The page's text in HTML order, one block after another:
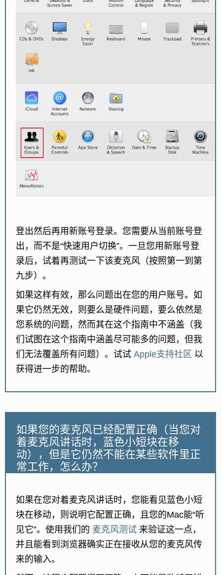
登出然后再用新账号登录。您需要从当前账号登
出，而不是“快速用户切换”。一旦您用新账号登
录后，试着再测试一下该麦克风（按照第一到第
九步）。
如果这样有效，那么问题出在您的用户账号。如
果它仍然无效，则要么是硬件问题，要么依然是
您系统的问题，然而其在这个指南中不涵盖（我
们试图在这个指南中涵盖尽可能多的问题，但我
们无法覆盖所有问题）。试试 Apple支持社区 以
获得进一步的帮助。
如果您的麦克风已经配置正确（当您对
着麦克风讲话时，蓝色小短块在移
动），但是它仍然不能在某些软件里正
常工作，怎么办？
如果在您对着麦克风讲话时，您能看见蓝色小短
块在移动，则说明它配置正确，且您的Mac能“听
见它”。使用我们的 麦克风测试 来验证这一点，
并且能看到浏览器确实正在接收从您的麦克风传
来的输入。